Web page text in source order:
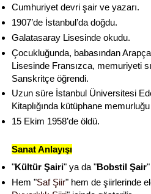
Cumhuriyet devri şair ve yazarı.
1907’de İstanbul’da doğdu.
Galatasaray Lisesinde okudu.
Çocukluğunda, babasından
Lisesinde Fransızca, memuriyeti
Sanskritçe öğrendi.
Uzun süre İstanbul Üniversitesi
Kitaplığında kütüphane memurluğu
15 Ekim 1958’de öldü.
Sanat Anlayışı
"Kültür Şairi" ya da "Bobstil Şair"
Hem "Saf Şiir" hem de şiirlerinde